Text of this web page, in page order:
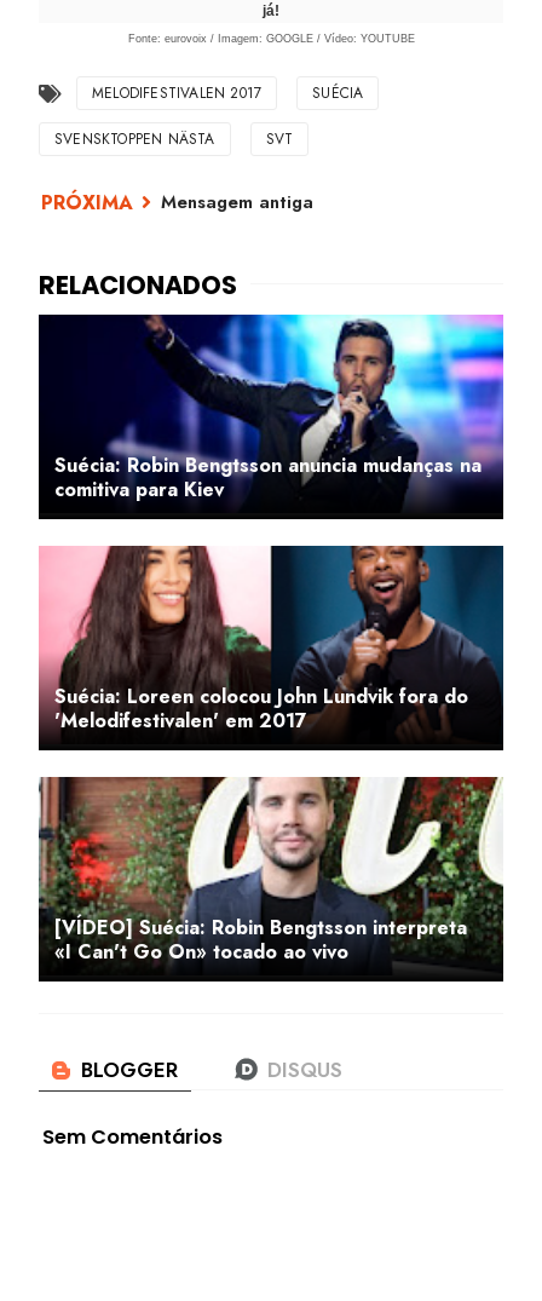
já!
Fonte: eurovoix / Imagem: GOOGLE / Vídeo: YOUTUBE
MELODIFESTIVALEN 2017 SUÉCIA
SVENSKTOPPEN NÄSTA SVT
Mensagem antiga
Suécia: Robin Bengtsson anuncia mudanças na
comitiva para Kiev
Suécia: Loreen colocou John Lundvik fora do
'Melodifestivalen' em 2017
[VÍDEO] Suécia: Robin Bengtsson interpreta
«I Can't Go On» tocado ao vivo
Sem Comentários